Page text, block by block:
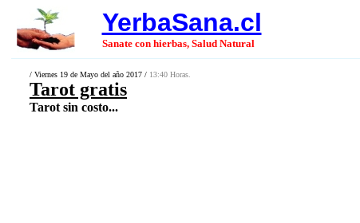
YerbaSana.cl
Sanate con hierbas, Salud Natural
/ Viernes 19 de Mayo del año 2017 / 13:40 Horas.
Tarot gratis
Tarot sin costo...